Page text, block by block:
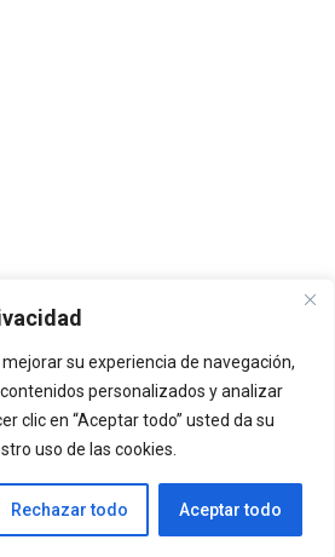
su experiencia de navegación,
personalizados y analizar
clic en “Aceptar todo” usted da su
uso de las cookies.
Rechazar todo Aceptar todo
de Cookies Portal de
de Temas ¿Qué es Arkiplus?
• Creado conGeneratePress